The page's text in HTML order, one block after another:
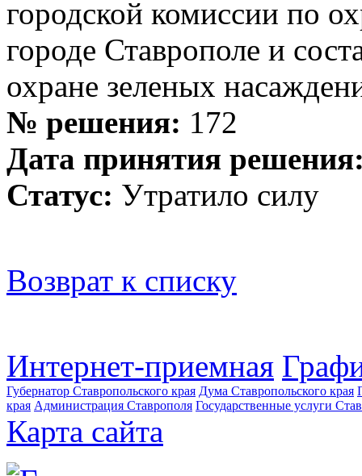
городской комиссии по
городе Ставрополе и
охране зеленых
№ решения: 172
Дата принятия
Статус: Утратило силу
Возврат к списку
Интернет-приемная
Губернатор Ставропольского края Дума Ставропольского края
края Администрация Ставрополя Государственные услуги
Карта сайта